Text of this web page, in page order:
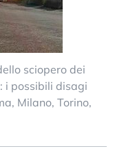
sciopero dei
i possibili disagi
Milano, Torino,